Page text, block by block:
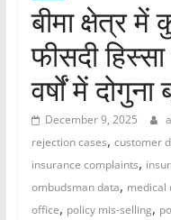
बीमा क्षेत्र
फीसदी
वर्षों में दोगुना
December 9, 2025
rejection cases, customer
insurance complaints,
ombudsman data, medical
office, policy mis-selling,